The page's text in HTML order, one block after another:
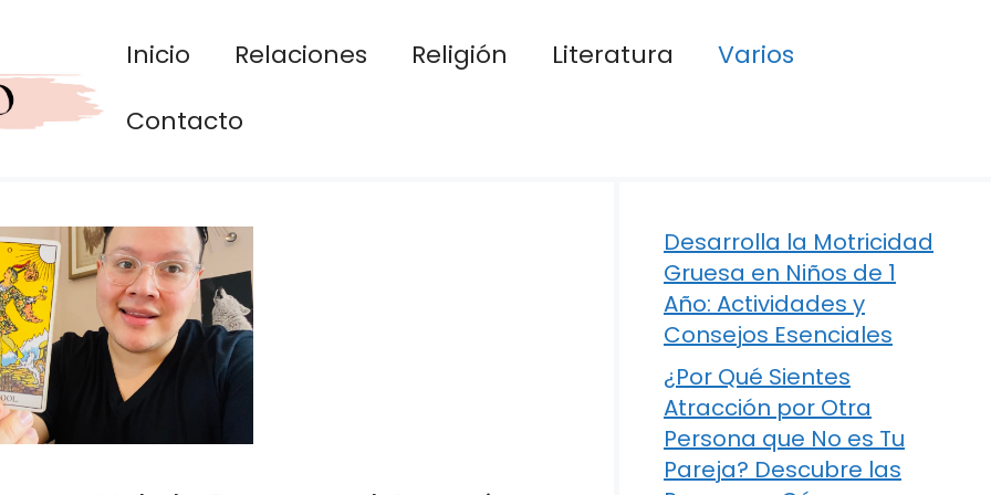
Inicio Relaciones Religión Literatura
Varios
Contacto
Desarrolla la Motricidad
Gruesa en Niños de 1
Año: Actividades y
Consejos Esenciales
¿Por Qué Sientes
Atracción por Otra
Persona que No es Tu
Pareja? Descubre las